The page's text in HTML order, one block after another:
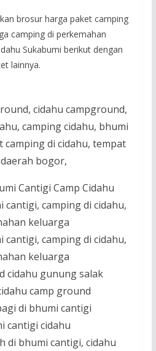
brosur harga paket camping
camping di perkemahan
Sukabumi berikut dengan
lainnya.